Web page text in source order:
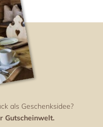
als Geschenksidee?
Gutscheinwelt.